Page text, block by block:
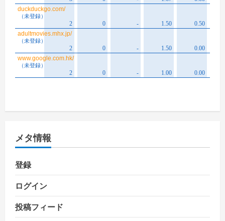
メタ情報
登録
ログイン
投稿フィード